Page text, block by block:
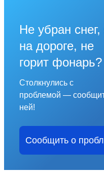
Не убран
на дороге, не
горит фонарь?
Столкнулись с
проблемой —
ней!
Сообщить о